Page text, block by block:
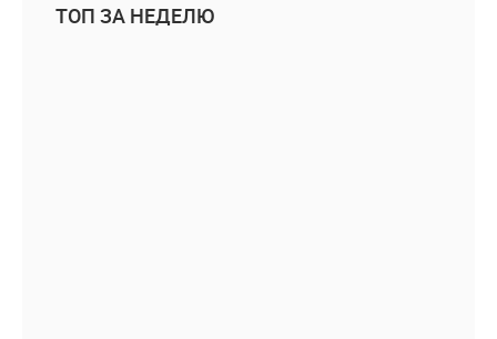
ТОП ЗА НЕДЕЛЮ